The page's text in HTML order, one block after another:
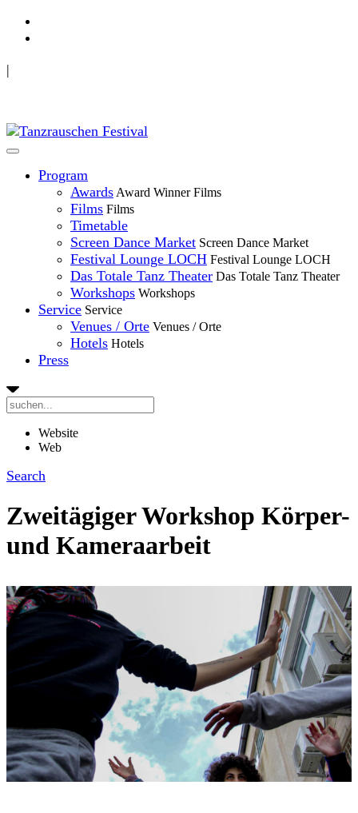
|
Program
Awards Award Winner Films
Films Films
Timetable
Screen Dance Market Screen Dance Market
Festival Lounge LOCH Festival Lounge LOCH
Das Totale Tanz Theater Das Totale Tanz Theater
Workshops Workshops
Service Service
Venues / Orte Venues / Orte
Hotels Hotels
Press
Website
Web
Search
Zweitägiger Workshop Körper-
und Kameraarbeit